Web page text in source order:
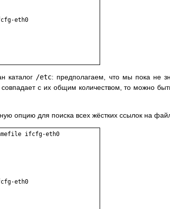
eth0
каталог /etc: предполагаем, что мы пока не
совпадает с их общим количеством, то можно
опцию для поиска всех жёстких ссылок на
ifcfg-eth0
eth0